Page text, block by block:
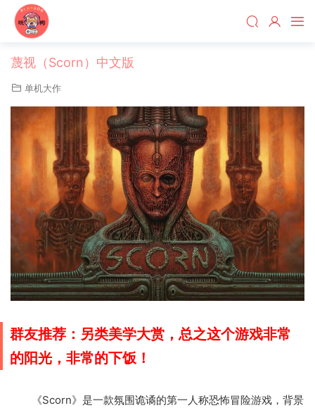
蔑视（Scorn）中文版
单机大作
群友推荐：另类美学大赏，总之这个游戏非常
的阳光，非常的下饭！
《Scorn》是一款氛围诡谲的第一人称恐怖冒险游戏，背景